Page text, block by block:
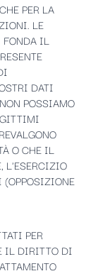
PER LA
LE
IL
DATI
POSSIAMO
O CHE IL
L'ESERCIZIO
PER
IL DIRITTO DI